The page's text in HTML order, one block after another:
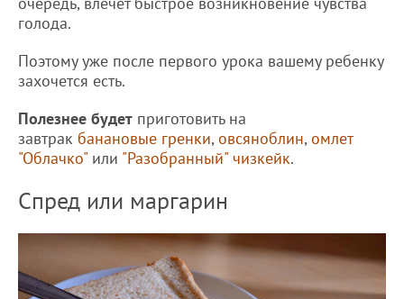
голода.
Поэтому уже после первого урока вашему ребенку
захочется есть.
Полезнее будет приготовить на
завтрак банановые гренки, овсяноблин, омлет
"Облачко" или "Разобранный" чизкейк.
Спред или маргарин